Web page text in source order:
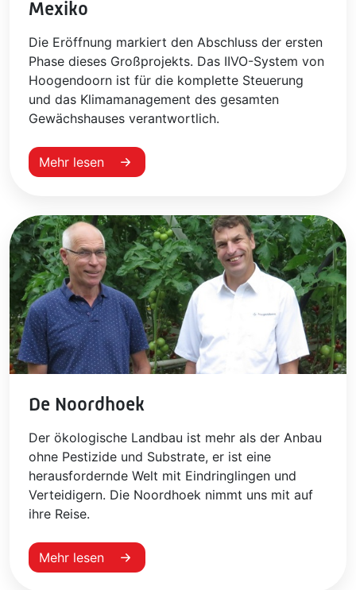
Mexiko
Die Eröffnung markiert den Abschluss der ersten
Phase dieses Großprojekts. Das IIVO-System von
Hoogendoorn ist für die komplette Steuerung
und das Klimamanagement des gesamten
Gewächshauses verantwortlich.
Mehr lesen
De Noordhoek
Der ökologische Landbau ist mehr als der Anbau
ohne Pestizide und Substrate, er ist eine
herausfordernde Welt mit Eindringlingen und
Verteidigern. Die Noordhoek nimmt uns mit auf
ihre Reise.
Mehr lesen